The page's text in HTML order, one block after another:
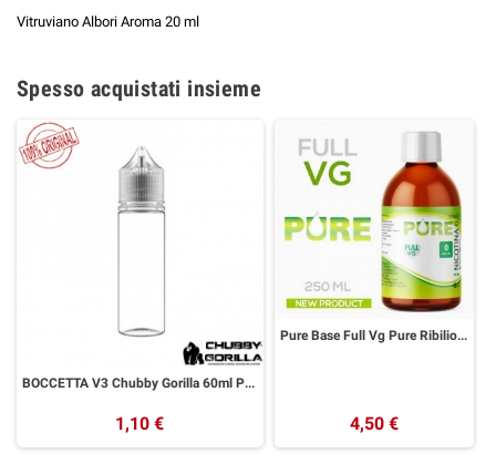
Vitruviano Albori Aroma 20 ml
Spesso acquistati insieme
BOCCETTA V3 Chubby Gorilla 60ml PET UNICORN Trasparente NATL
1,10 €
Pure Base Full Vg Pure Ribilio 250ml
4,50 €